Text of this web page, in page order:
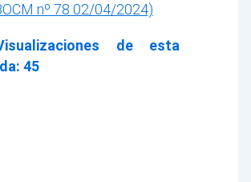
nº 78 02/04/2024)
de esta
45